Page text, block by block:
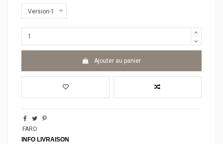
Ajouter au panier
FARO
INFO LIVRAISON